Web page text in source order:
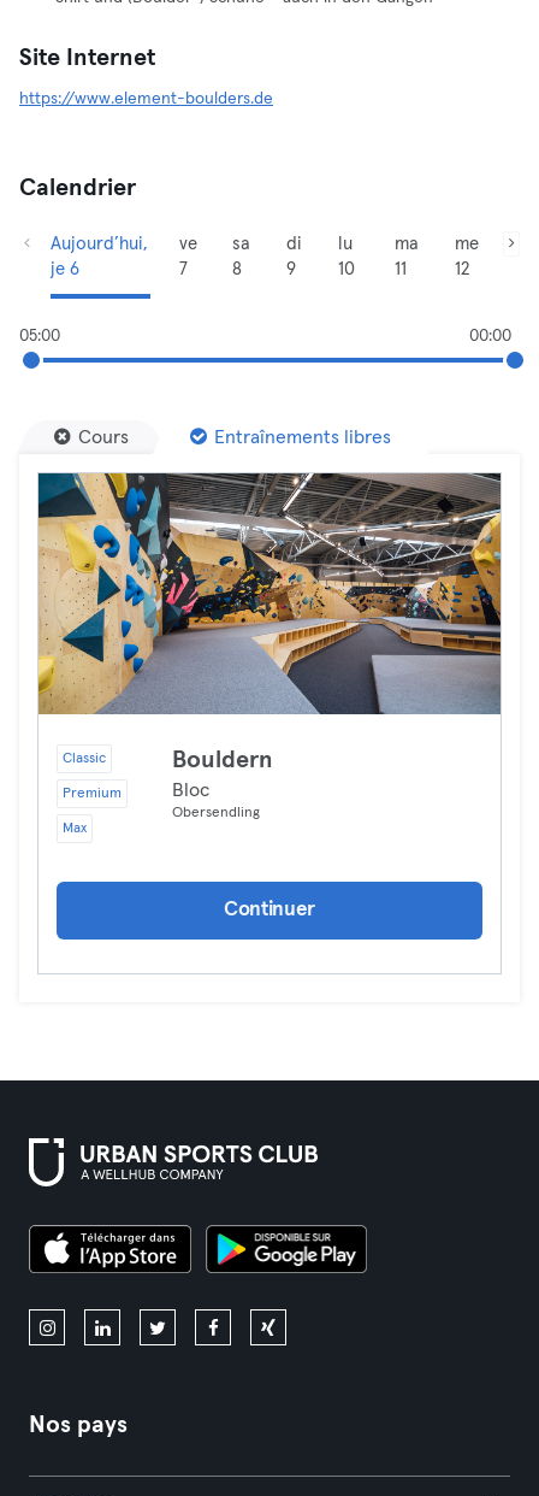
Site Internet
https://www.element-boulders.de
Calendrier
Aujourd’hui,
je 6
ve
7
sa
8
di
9
lu
10
ma
11
me
12
05:00 00:00
Cours Entraînements libres
Classic
Premium
Max
Bouldern
Bloc
Obersendling
Continuer
Nos pays